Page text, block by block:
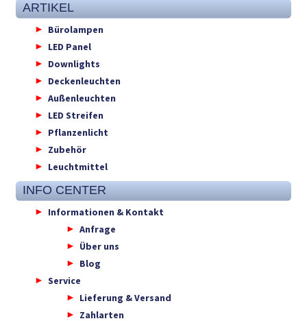
ARTIKEL
Bürolampen
LED Panel
Downlights
Deckenleuchten
Außenleuchten
LED Streifen
Pflanzenlicht
Zubehör
Leuchtmittel
INFO CENTER
Informationen & Kontakt
Anfrage
Über uns
Blog
Service
Lieferung & Versand
Zahlarten